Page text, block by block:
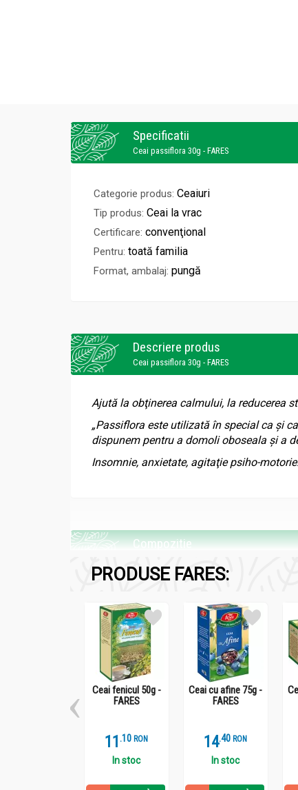
Specificatii
Ceai passiflora 30g - FARES
Categorie produs: Ceaiuri
Tip produs: Ceai la vrac
Certificare: convenţional
Pentru: toată familia
Format, ambalaj: pungă
Descriere produs
Ceai passiflora 30g - FARES
Ajută la obţinerea calmului, la reducerea
„Passiflora este utilizată în special ca şi
dispunem pentru a domoli oboseala şi a
Insomnie, anxietate, agitaţie psiho-motorie.
Compozitie
Partea aeriană a plantei Passiflora
harmalol).
Recomandari
PRODUSE FARES:
Ceai fenicul 50g -
FARES
11 .1 RON
In stoc
Ceai cu afine 75g -
FARES
14.4 RON
In stoc